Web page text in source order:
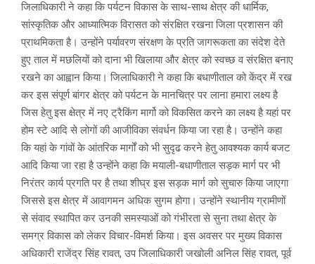
जिलाधिकारी ने कहा कि पर्यटन विकास के साथ-साथ क्षेत्र की धार्मिक,
सांस्कृतिक और आध्यात्मिक विरासत को संरक्षित रखना जिला प्रशासन की
प्राथमिकता है। उन्होंने पर्यावरण संरक्षण के प्रति जागरूकता का संदेश देते
हुए ताल में मछलियों को दाना भी खिलाया और क्षेत्र को स्वच्छ व संरक्षित बनाए
रखने का आह्वान किया। जिलाधिकारी ने कहा कि बधाणीताल को केंद्र में रख
कर इस संपूर्ण बांगर क्षेत्र को पर्यटन के मानचित्र पर लाना हमारा लक्ष्य है
जिस हेतु इस क्षेत्र में नए ट्रैकिंग मार्गो को विकसित करने का लक्ष्य है यहां पर
होम स्टे आदि से लोगों की आजीविका संवर्धन किया जा रहा है। उन्होंने कहा
कि यहां के गांवों के आंतरिक मार्गों को भी सुदृढ करने हेतु आवश्यक कार्य बजट
आदि किया जा रहा है उन्होंने कहा कि मयाली-बधाणीताल सड़क मार्ग पर भी
निरंतर कार्य प्रगति पर है तथा शीघ्र इस सड़क मार्ग को सुचारु किया जाएगा
जिससे इस क्षेत्र में आवागमन अधिक सुगम होगा। उन्होंने स्थानीय ग्रामीणों
से संवाद स्थापित कर उनकी समस्याओं को गंभीरता से सुना तथा क्षेत्र के
समग्र विकास को लेकर विचार-विमर्श किया। इस अवसर पर मुख्य विकास
अधिकारी राजेंद्र सिंह रावत, उप जिलाधिकारी जखोली अनिल सिंह रावत, पूर्व